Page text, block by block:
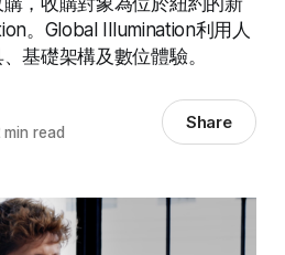
。Global Illumination利用人
基礎架構及數位體驗。
read Share